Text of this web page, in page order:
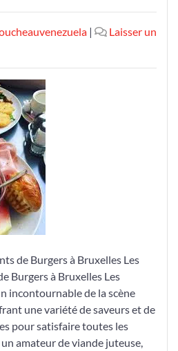
|
Laisser un
de Burgers à Bruxelles Les
Burgers à Bruxelles Les
incontournable de la scène
une variété de saveurs et de
pour satisfaire toutes les
amateur de viande juteuse,